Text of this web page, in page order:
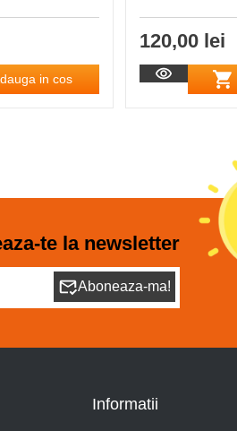
in cos
120,00 lei
te la newsletter
Aboneaza-ma!
Informatii